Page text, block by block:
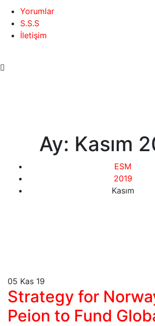
Yorumlar
S.S.S
İletişim
Ay: Kasım
ESM
2019
Kasım
05 Kas 19
Strategy for
Peion to Fund